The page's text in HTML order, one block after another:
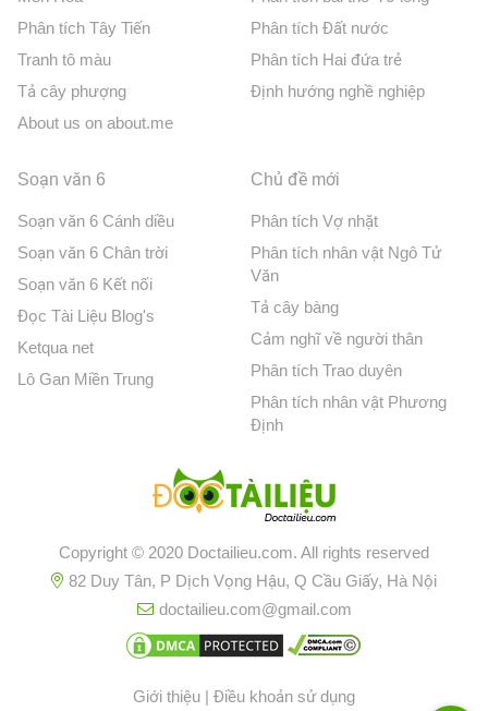
Phân tích Tây Tiến
Tranh tô màu
Tả cây phượng
About us on about.me
Phân tích Đất nước
Phân tích Hai đứa trẻ
Định hướng nghề nghiệp
Soạn văn 6
Soạn văn 6 Cánh diều
Soạn văn 6 Chân trời
Soạn văn 6 Kết nối
Đọc Tài Liệu Blog's
Ketqua net
Lô Gan Miền Trung
Chủ đề mới
Phân tích Vợ nhặt
Phân tích nhân vật Ngô Tử
Văn
Tả cây bàng
Cảm nghĩ về người thân
Phân tích Trao duyên
Phân tích nhân vật Phương
Định
Copyright © 2020 Doctailieu.com. All rights reserved
82 Duy Tân, P Dịch Vọng Hậu, Q Cầu Giấy, Hà Nội
doctailieu.com@gmail.com
Giới thiệu | Điều khoản sử dụng